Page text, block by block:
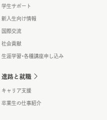
学生サポート
新入生向け情報
国際交流
社会貢献
生涯学習・各種講座申し込み
進路と就職
キャリア支援
卒業生の仕事紹介